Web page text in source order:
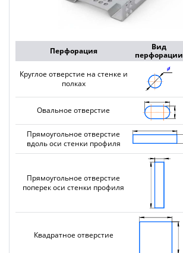
Перфорация
Вид
перфорации
Круглое отверстие на стенке и
полках
Овальное отверстие
Прямоугольное отверстие
вдоль оси стенки профиля
Прямоугольное отверстие
поперек оси стенки профиля
Квадратное отверстие